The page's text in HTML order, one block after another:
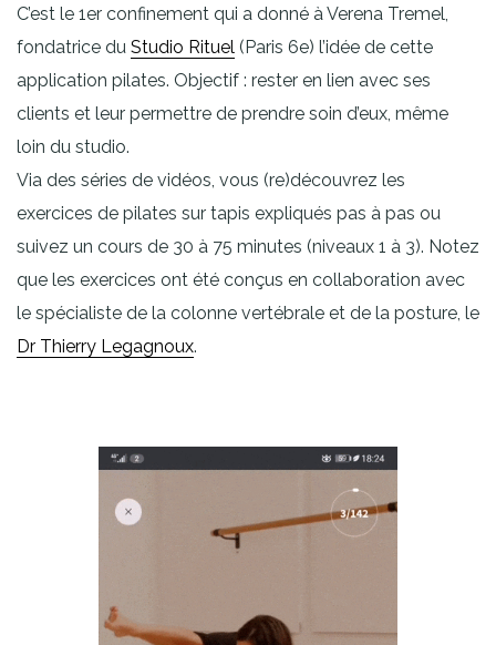
C’est le 1er confinement qui a donné à Verena Tremel,
fondatrice du Studio Rituel (Paris 6e) l’idée de cette
application pilates. Objectif : rester en lien avec ses
clients et leur permettre de prendre soin d’eux, même
loin du studio.
Via des séries de vidéos, vous (re)découvrez les
exercices de pilates sur tapis expliqués pas à pas ou
suivez un cours de 30 à 75 minutes (niveaux 1 à 3). Notez
que les exercices ont été conçus en collaboration avec
le spécialiste de la colonne vertébrale et de la posture, le
Dr Thierry Legagnoux.